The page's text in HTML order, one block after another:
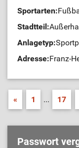
Sportarten:
Stadtteil:
Anlagetyp:
Adresse:Franz-
« 1 ... 17
Passwort